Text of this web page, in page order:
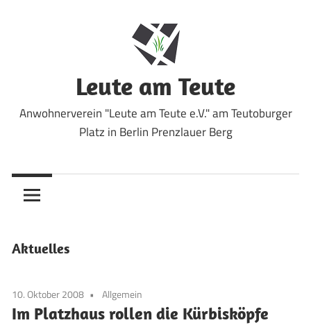
Leute am Teute
Anwohnerverein "Leute am Teute e.V." am Teutoburger
Platz in Berlin Prenzlauer Berg
Aktuelles
10. Oktober 2008 Allgemein
Im Platzhaus rollen die Kürbisköpfe